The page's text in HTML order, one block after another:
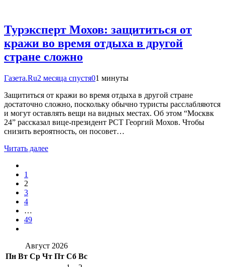
Турэксперт Мохов: защититься от
кражи во время отдыха в другой
стране сложно
Газета.Ru2 месяца спустя01 минуты
Защититься от кражи во время отдыха в другой стране
достаточно сложно, поскольку обычно туристы расслабляются
и могут оставлять вещи на видных местах. Об этом “Москвк
24” рассказал вице-президент РСТ Георгий Мохов. Чтобы
снизить вероятность, он посовет…
Читать далее
1
2
3
4
…
49
Август 2026
Пн Вт Ср Чт Пт Сб Вс